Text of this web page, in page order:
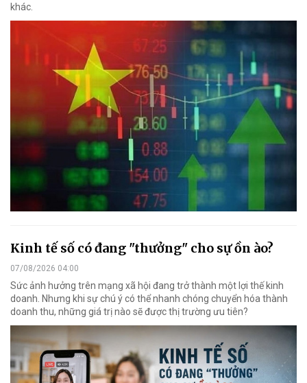
khác.
Kinh tế số có đang "thưởng" cho sự ồn ào?
07/08/2026 04:00
Sức ảnh hưởng trên mạng xã hội đang trở thành một lợi thế kinh
doanh. Nhưng khi sự chú ý có thể nhanh chóng chuyển hóa thành
doanh thu, những giá trị nào sẽ được thị trường ưu tiên?